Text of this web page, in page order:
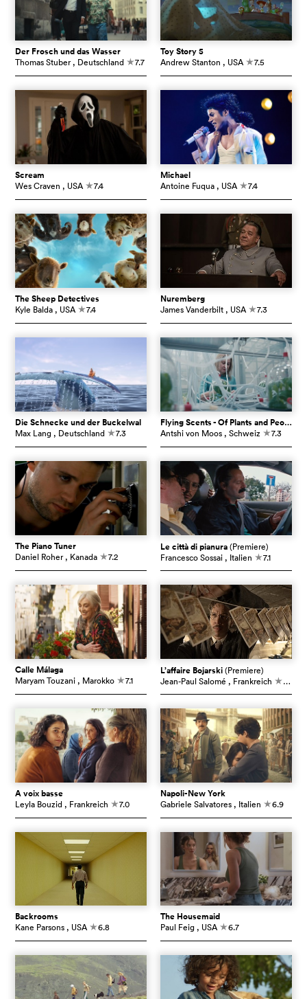
Der Frosch und das Wasser
Thomas Stuber , Deutschland c7.7
Toy Story 5
Andrew Stanton , USA c7.5
Scream
Wes Craven , USA c7.4
Michael
Antoine Fuqua , USA c7.4
The Sheep Detectives
Kyle Balda , USA c7.4
Nuremberg
James Vanderbilt , USA c7.3
Die Schnecke und der Buckelwal
Max Lang , Deutschland c7.3
Flying Scents - Of Plants and People
Antshi von Moos , Schweiz c7.3
The Piano Tuner
Daniel Roher , Kanada c7.2
Le città di pianura(Premiere)
Francesco Sossai , Italien c7.1
Calle Málaga
Maryam Touzani , Marokko c7.1
L’affaire Bojarski(Premiere)
Jean-Paul Salomé , Frankreich c7.0
À voix basse
Leyla Bouzid , Frankreich c7.0
Napoli-New York
Gabriele Salvatores , Italien c6.9
Backrooms
Kane Parsons , USA c6.8
The Housemaid
Paul Feig , USA c6.7